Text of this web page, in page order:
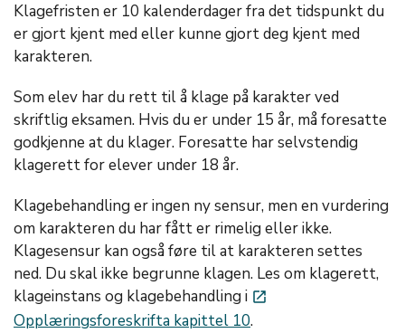
Klagefristen er 10 kalenderdager fra det tidspunkt du
er gjort kjent med eller kunne gjort deg kjent med
karakteren.
Som elev har du rett til å klage på karakter ved
skriftlig eksamen. Hvis du er under 15 år, må foresatte
godkjenne at du klager. Foresatte har selvstendig
klagerett for elever under 18 år.
Klagebehandling er ingen ny sensur, men en vurdering
om karakteren du har fått er rimelig eller ikke.
Klagesensur kan også føre til at karakteren settes
ned. Du skal ikke begrunne klagen. Les om klagerett,
klageinstans og klagebehandling i launch
Opplæringsforeskrifta kapittel 10.